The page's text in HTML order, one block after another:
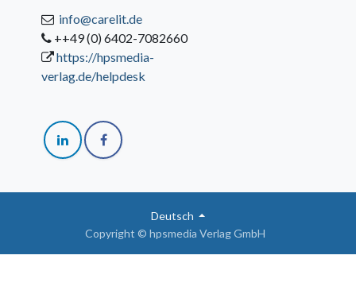
info@carelit.de
++49 (0) 6402-7082660
https://hpsmedia-
verlag.de/helpdesk
Copyright © hpsmedia Verlag GmbH
Deutsch